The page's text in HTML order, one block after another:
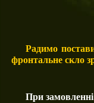
Радимо
фронтальне скло
При